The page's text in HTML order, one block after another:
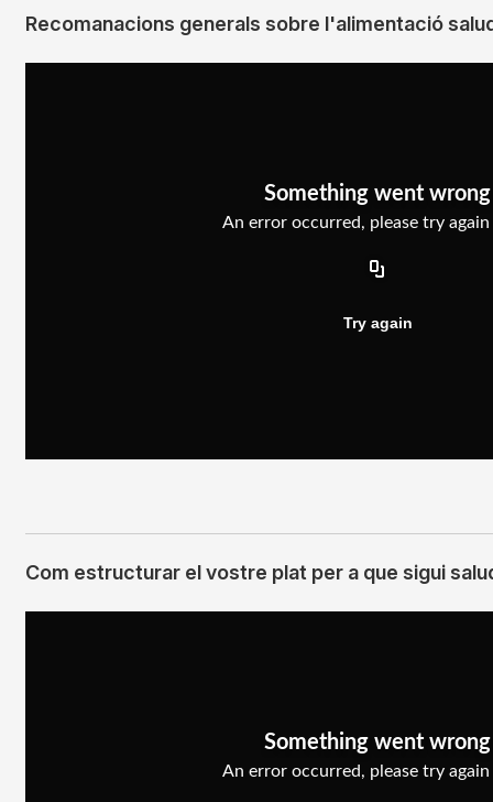
Recomanacions generals sobre l'alimentació
Com estructurar el vostre plat per a que sigui